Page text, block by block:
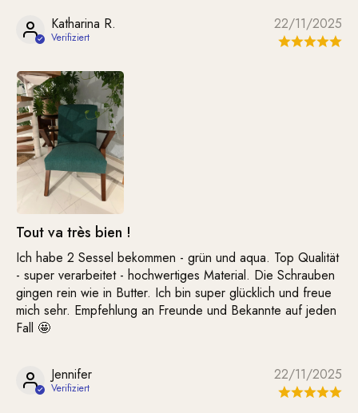
22/11/2025
Katharina R.
Tout va très bien !
Ich habe 2 Sessel bekommen - grün und aqua. Top Qualität
- super verarbeitet - hochwertiges Material. Die Schrauben
gingen rein wie in Butter. Ich bin super glücklich und freue
mich sehr. Empfehlung an Freunde und Bekannte auf jeden
Fall 🤩
22/11/2025
Jennifer